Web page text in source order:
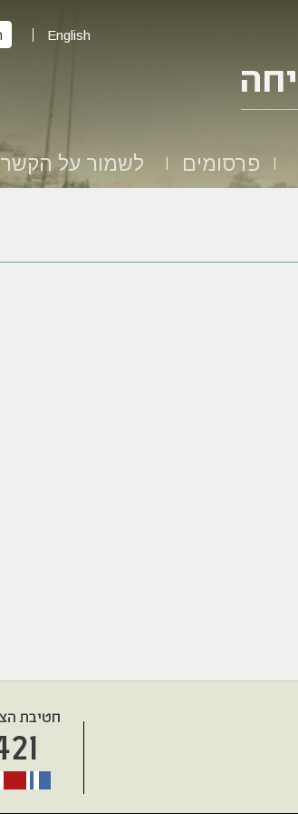
English
פרסומים לשמור על הקשר